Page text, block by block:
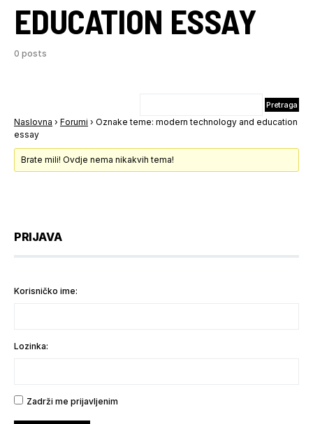
EDUCATION ESSAY
0 posts
Naslovna › Forumi › Oznake teme: modern technology and education
essay
Brate mili! Ovdje nema nikakvih tema!
PRIJAVA
Korisničko ime:
Lozinka:
Zadrži me prijavljenim